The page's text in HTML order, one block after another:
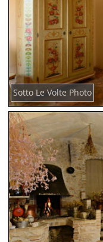
Sotto Le Volte Photo